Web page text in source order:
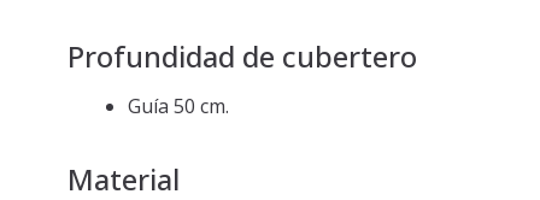
Profundidad de cubertero
Guía 50 cm.
Material